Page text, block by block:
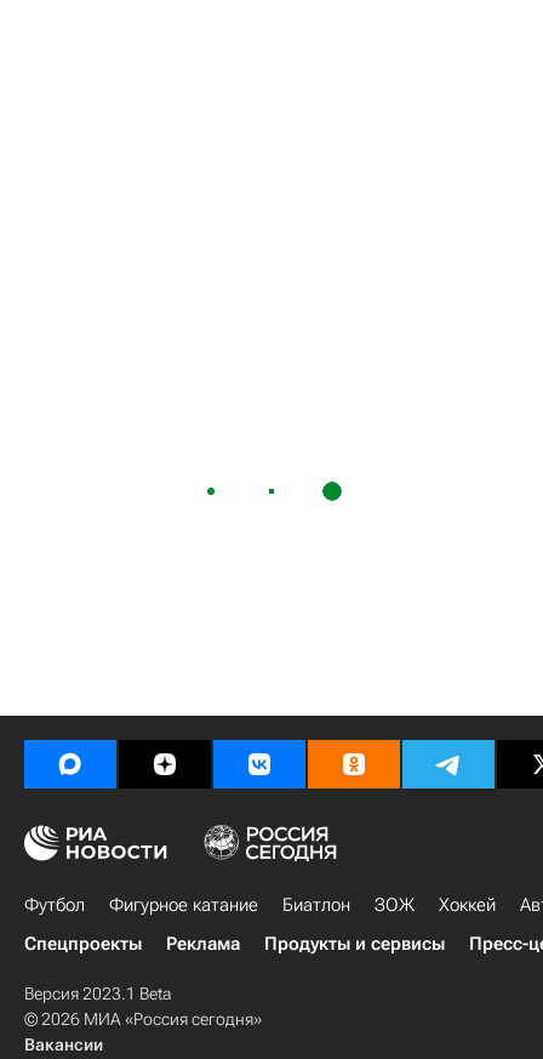
Футбол Фигурное катание Биатлон ЗОЖ Хоккей
Спецпроекты
Реклама Продукты и сервисы Пресс-
Версия 2023.1 Beta
© 2026 МИА «Россия сегодня»
Вакансии